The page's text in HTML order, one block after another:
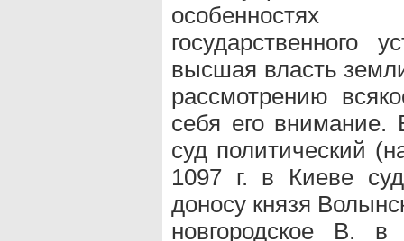
особенностях
высшая власть
рассмотрению
себя его внимание.
суд политический
1097 г. в Киеве
доносу князя
новгородское В.